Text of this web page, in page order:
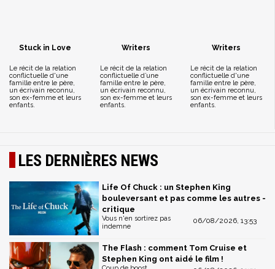
Stuck in Love
Le récit de la relation
conflictuelle d'une
famille entre le père,
un écrivain reconnu,
son ex-femme et leurs
enfants.
Writers
Le récit de la relation
conflictuelle d’une
famille entre le père,
un écrivain reconnu,
son ex-femme et leurs
enfants.
Writers
Le récit de la relation
conflictuelle d'une
famille entre le père,
un écrivain reconnu,
son ex-femme et leurs
enfants.
LES DERNIÈRES NEWS
Life Of Chuck : un Stephen King
bouleversant et pas comme les autres -
critique
06/08/2026, 13:53
Vous n'en sortirez pas
indemne
The Flash : comment Tom Cruise et
Stephen King ont aidé le film !